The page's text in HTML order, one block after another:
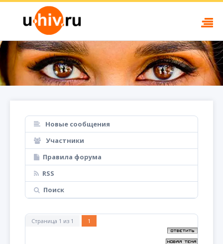
Новые сообщения
Участники
Правила форума
RSS
Поиск
Страница 1 из 1 1